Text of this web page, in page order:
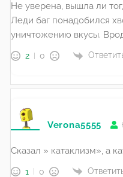
Не уверена, вышла ли
Леди баг понадобился
уничтожению вкусы.
2 0
Verona5555
Сказал » катаклизм», а
1 0